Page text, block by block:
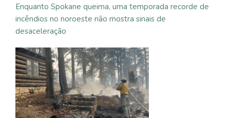
Enquanto Spokane queima, uma temporada recorde de
incêndios no noroeste não mostra sinais de
desaceleração